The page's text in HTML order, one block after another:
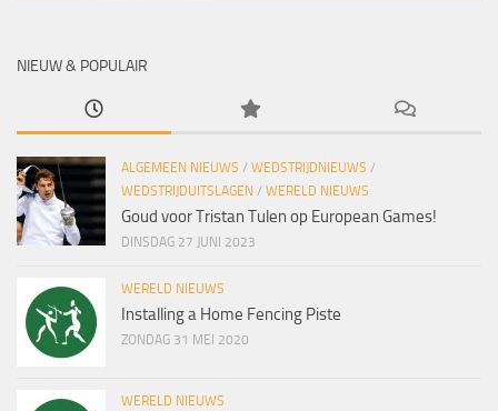
NIEUW & POPULAIR
ALGEMEEN NIEUWS / WEDSTRIJDNIEUWS /
WEDSTRIJDUITSLAGEN / WERELD NIEUWS
Goud voor Tristan Tulen op European Games!
DINSDAG 27 JUNI 2023
WERELD NIEUWS
Installing a Home Fencing Piste
ZONDAG 31 MEI 2020
WERELD NIEUWS